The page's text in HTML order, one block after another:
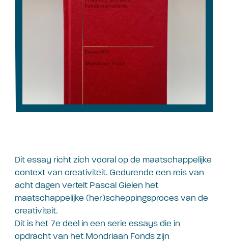
Dit essay richt zich vooral op de maatschappelijke
context van creativiteit. Gedurende een reis van
acht dagen vertelt Pascal Gielen het
maatschappelijke (her)scheppingsproces van de
creativiteit.
Dit is het 7e deel in een serie essays die in
opdracht van het Mondriaan Fonds zijn